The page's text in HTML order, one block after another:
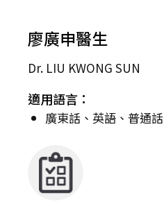
廖廣申醫生
Dr. LIU KWONG SUN
適用語言：
廣東話、英語、普通話